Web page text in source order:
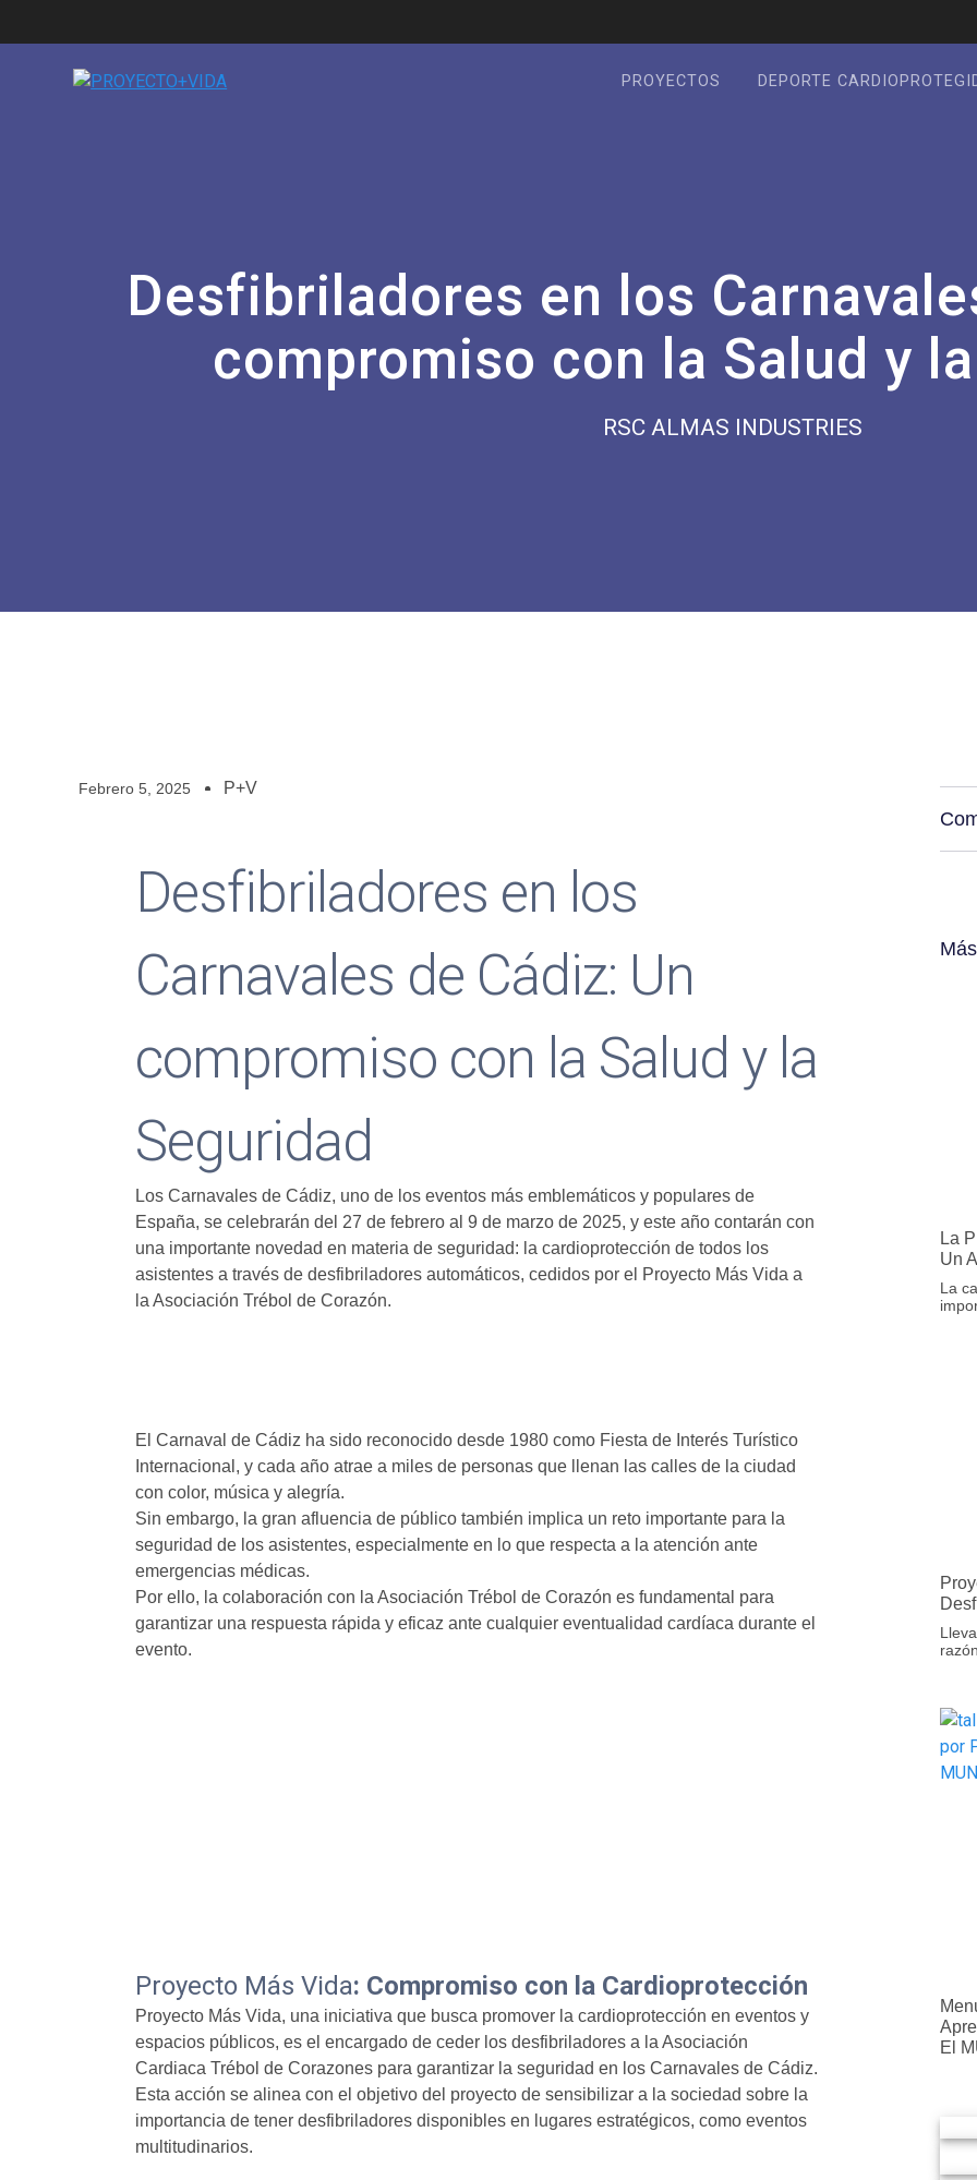
PROYECTOS DEPORTE
Desfibriladores en los
compromiso con la Salud y
RSC ALMAS INDUSTRIES
Febrero 5, 2025 P+V
Desfibriladores en los
Carnavales de Cádiz: Un
compromiso con la Salud y la
Seguridad
Los Carnavales de Cádiz, uno de los eventos más emblemáticos y populares de
España, se celebrarán del 27 de febrero al 9 de marzo de 2025, y este año contarán con
una importante novedad en materia de seguridad: la cardioprotección de todos los
asistentes a través de desfibriladores automáticos, cedidos por el Proyecto Más Vida a
la Asociación Trébol de Corazón.
El Carnaval de Cádiz ha sido reconocido desde 1980 como Fiesta de Interés Turístico
Internacional, y cada año atrae a miles de personas que llenan las calles de la ciudad
con color, música y alegría.
Sin embargo, la gran afluencia de público también implica un reto importante para la
seguridad de los asistentes, especialmente en lo que respecta a la atención ante
emergencias médicas.
Por ello, la colaboración con la Asociación Trébol de Corazón es fundamental para
garantizar una respuesta rápida y eficaz ante cualquier eventualidad cardíaca durante el
evento.
Proyecto Más Vida: Compromiso con la Cardioprotección
Proyecto Más Vida, una iniciativa que busca promover la cardioprotección en eventos y
espacios públicos, es el encargado de ceder los desfibriladores a la Asociación
Cardiaca Trébol de Corazones para garantizar la seguridad en los Carnavales de Cádiz.
Esta acción se alinea con el objetivo del proyecto de sensibilizar a la sociedad sobre la
importancia de tener desfibriladores disponibles en lugares estratégicos, como eventos
multitudinarios.
La
Un
La
El